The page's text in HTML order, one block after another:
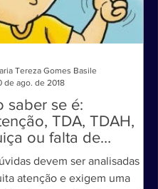
saber se é:
TDA, TDAH,
ou falta de
devem ser analisadas
de ago. de 2018